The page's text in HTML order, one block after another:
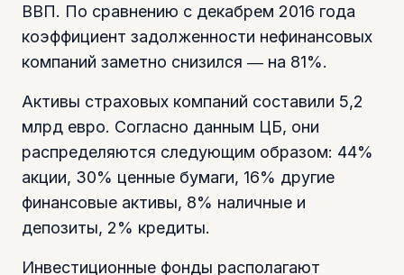
ВВП. По сравнению с декабрем 2016 года
коэффициент задолженности нефинансовых
компаний заметно снизился ― на 81%.
Активы страховых компаний составили 5,2
млрд евро. Согласно данным ЦБ, они
распределяются следующим образом: 44%
акции, 30% ценные бумаги, 16% другие
финансовые активы, 8% наличные и
депозиты, 2% кредиты.
Инвестиционные фонды располагают